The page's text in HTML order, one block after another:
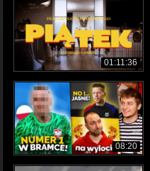
01:11:36
08:20